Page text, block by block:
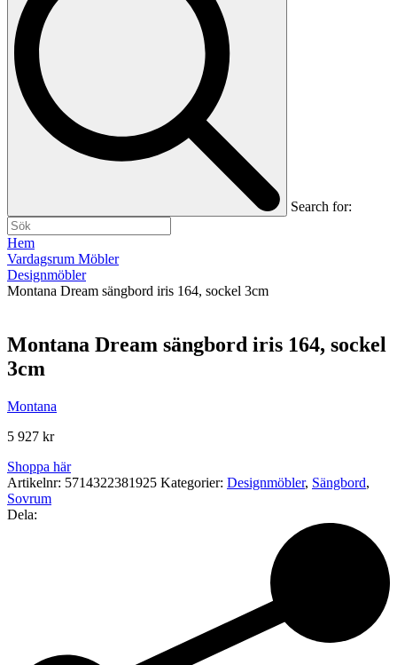
Search for:
Hem
Vardagsrum Möbler
Designmöbler
Montana Dream sängbord iris 164, sockel 3cm
Montana Dream sängbord iris 164, sockel
3cm
Montana
5 927 kr
Shoppa här
Artikelnr: 5714322381925 Kategorier: Designmöbler, Sängbord,
Sovrum
Dela: